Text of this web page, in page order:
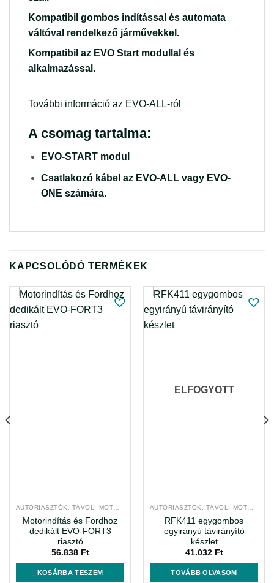
Kompatibil gombos indítással és automata
váltóval rendelkező járművekkel.
Kompatibil az EVO Start modullal és
alkalmazással.
További információ az EVO-ALL-ról
A csomag tartalma:
EVO-START modul
Csatlakozó kábel az EVO-ALL vagy EVO-
ONE számára.
KAPCSOLÓDÓ TERMÉKEK
Motorindítás és Fordhoz
dedikált EVO-FORT3
riasztó
56.838 Ft
KOSÁRBA TESZEM
ELFOGYOTT
RFK411 egygombos
egyirányú távirányító
készlet
41.032 Ft
TOVÁBB OLVASOM